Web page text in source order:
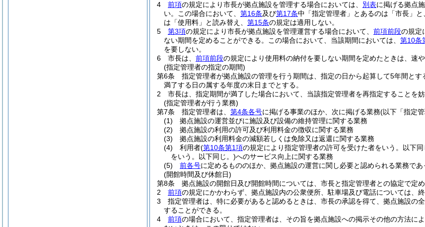
4
前項の規定により市長が拠点施設を管理する場合においては、 別表に掲げる拠点
い。
この場合において、 第16条及び第17条中「指定管理者」とあるのは「市長」
は「使用料」と読み替え、 第15条の規定は適用しない。
5
第3項の規定により市長が拠点施設を管理運営する場合において、 前項前段の規定
ない期間を定めることができる。
この場合において、当該期間においては、 第10条
を要しない。
6
市長は、 前項前段の規定により使用料の納付を要しない期間を定めたときは、速
(指定管理者の指定の期間)
第6条
指定管理者が拠点施設の管理を行う期間は、指定の日から起算して5年間とす
満了する日の属する年度の末日までとする。
2
市長は、指定期間が満了した場合において、当該指定管理者を再指定することを妨
(指定管理者が行う業務)
第7条
指定管理者は、 第4条各号に掲げる事業のほか、次に掲げる業務(以下「指定
(1)
拠点施設の運営並びに施設及び設備の維持管理に関する業務
(2)
拠点施設の利用の許可及び利用料金の徴収に関する業務
(3)
拠点施設の利用料金の減額若しくは免除又は返還に関する業務
(4)
利用者(第10条第1項の規定により指定管理者の許可を受けた者をいう。以下同
をいう。以下同じ。)へのサービス向上に関する業務
(5)
前各号に定めるもののほか、拠点施設の運営に関し必要と認められる業務で
(開館時間及び休館日)
第8条
拠点施設の開館日及び開館時間については、市長と指定管理者との協定で定め
2
前項の規定にかかわらず、拠点施設内の公衆便所、駐車場及び電話については、
3
指定管理者は、特に必要があると認めるときは、市長の承認を得て、拠点施設の
することができる。
4
前項の場合において、指定管理者は、その旨を拠点施設への掲示その他の方法に